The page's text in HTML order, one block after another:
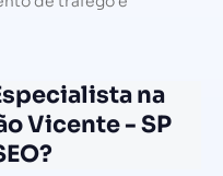
na
Vicente - SP